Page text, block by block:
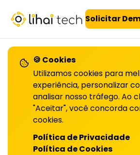
LiHai - Página inicial Solicitar
VOLTAR PARA O BLOG
O que é
como ele
PODE TRANSFORMAR VENDAS
🍪 Cookies
Utilizamos cookies para
experiência, personalizar
analisar nosso tráfego. Ao
"Aceitar", você concorda
cookies.
Política de Privacidade
Política de Cookies